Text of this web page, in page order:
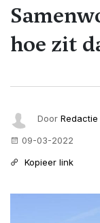
hoe zit
Door Redactie
09-03-2022
Kopieer link